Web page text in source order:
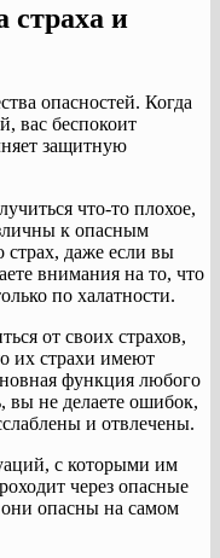
страха и
опасностей. Когда
вас беспокоит
защитную
что-то плохое,
к опасным
страх, даже если вы
внимания на то, что
по халатности.
от своих страхов,
их страхи имеют
функция любого
вы не делаете ошибок,
и отвлечены.
с которыми им
через опасные
они опасны на самом